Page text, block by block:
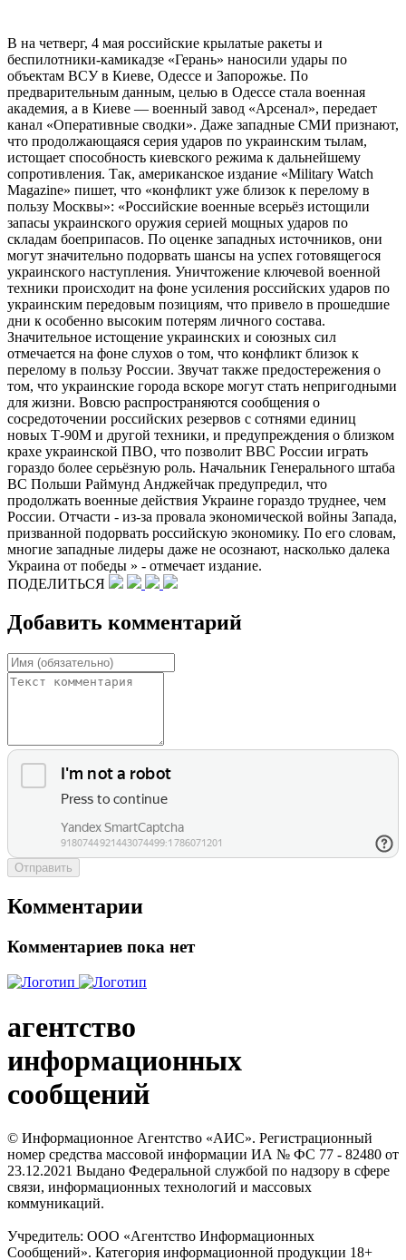
В на четверг, 4 мая российские крылатые ракеты и
беспилотники-камикадзе «Герань» наносили удары по
объектам ВСУ в Киеве, Одессе и Запорожье. По
предварительным данным, целью в Одессе стала военная
академия, а в Киеве — военный завод «Арсенал», передает
канал «Оперативные сводки». Даже западные СМИ признают,
что продолжающаяся серия ударов по украинским тылам,
истощает способность киевского режима к дальнейшему
сопротивления. Так, американское издание «Military Watch
Magazine» пишет, что «конфликт уже близок к перелому в
пользу Москвы»: «Российские военные всерьёз истощили
запасы украинского оружия серией мощных ударов по
складам боеприпасов. По оценке западных источников, они
могут значительно подорвать шансы на успех готовящегося
украинского наступления. Уничтожение ключевой военной
техники происходит на фоне усиления российских ударов по
украинским передовым позициям, что привело в прошедшие
дни к особенно высоким потерям личного состава.
Значительное истощение украинских и союзных сил
отмечается на фоне слухов о том, что конфликт близок к
перелому в пользу России. Звучат также предостережения о
том, что украинские города вскоре могут стать непригодными
для жизни. Вовсю распространяются сообщения о
сосредоточении российских резервов с сотнями единиц
новых Т-90М и другой техники, и предупреждения о близком
крахе украинской ПВО, что позволит ВВС России играть
гораздо более серьёзную роль. Начальник Генерального штаба
ВС Польши Раймунд Анджейчак предупредил, что
продолжать военные действия Украине гораздо труднее, чем
России. Отчасти - из-за провала экономической войны Запада,
призванной подорвать российскую экономику. По его словам,
многие западные лидеры даже не осознают, насколько далека
Украина от победы » - отмечает издание.
ПОДЕЛИТЬСЯ
Добавить комментарий
Отправить
Комментарии
Комментариев пока нет
агентство
информационных
сообщений
© Информационное Агентство «АИС». Регистрационный
номер средства массовой информации ИА № ФС 77 - 82480 от
23.12.2021 Выдано Федеральной службой по надзору в сфере
связи, информационных технологий и массовых
коммуникаций.
Учредитель: ООО «Агентство Информационных
Сообщений». Категория информационной продукции 18+